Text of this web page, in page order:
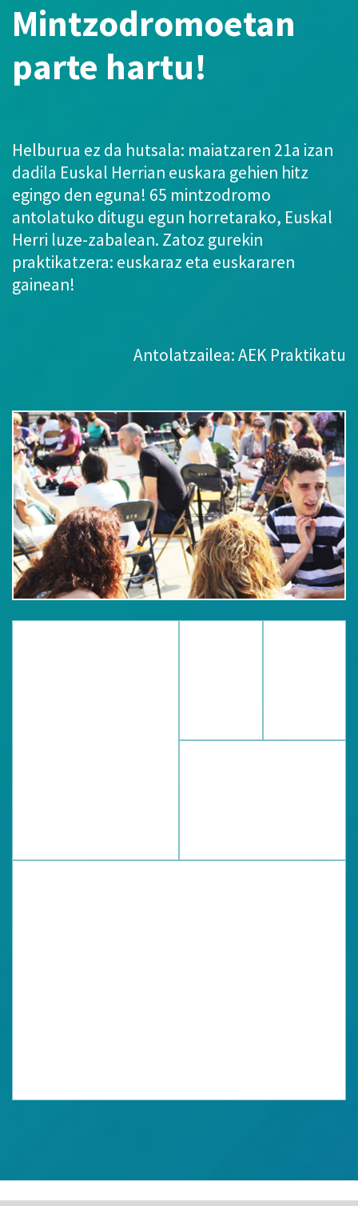
Mintzodromoetan
parte hartu!
Helburua ez da hutsala: maiatzaren 21a izan
dadila Euskal Herrian euskara gehien hitz
egingo den eguna! 65 mintzodromo
antolatuko ditugu egun horretarako, Euskal
Herri luze-zabalean. Zatoz gurekin
praktikatzera: euskaraz eta euskararen
gainean!
Antolatzailea: AEK Praktikatu